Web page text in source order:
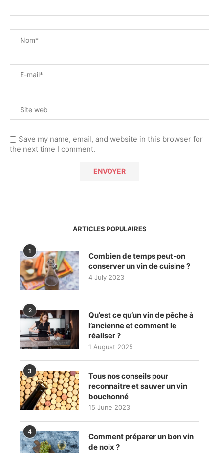
Save my name, email, and website in this browser for
the next time I comment.
ARTICLES POPULAIRES
1
Combien de temps peut-on
conserver un vin de cuisine ?
4 July 2023
2
Qu’est ce qu’un vin de pêche à
l’ancienne et comment le
réaliser ?
1 August 2025
3
Tous nos conseils pour
reconnaitre et sauver un vin
bouchonné
15 June 2023
4
Comment préparer un bon vin
de noix ?